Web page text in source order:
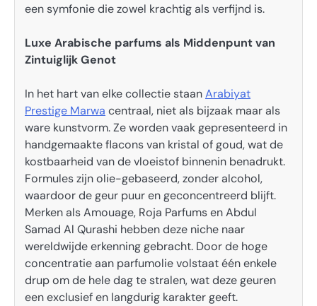
een symfonie die zowel krachtig als verfijnd is.
Luxe Arabische parfums als Middenpunt van
Zintuiglijk Genot
In het hart van elke collectie staanArabiyat
Prestige Marwa centraal, niet als bijzaak maar als
ware kunstvorm. Ze worden vaak gepresenteerd in
handgemaakte flacons van kristal of goud, wat de
kostbaarheid van de vloeistof binnenin benadrukt.
Formules zijn olie-gebaseerd, zonder alcohol,
waardoor de geur puur en geconcentreerd blijft.
Merken als Amouage, Roja Parfums en Abdul
Samad Al Qurashi hebben deze niche naar
wereldwijde erkenning gebracht. Door de hoge
concentratie aan parfumolie volstaat één enkele
drup om de hele dag te stralen, wat deze geuren
een exclusief en langdurig karakter geeft.